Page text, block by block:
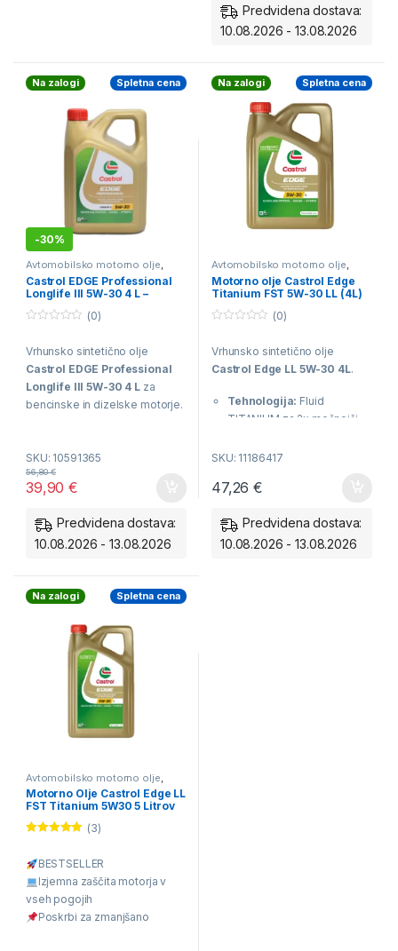
LL-04 in MB 229.52.
Stabilnost:
Odlična zaščita
podaljšanih intervalih.
Kakovost:Izdelano v
Nemčiji po najvišjih
industrijskih standardih.
Predvidena dostava:
10.08.2026 - 13.08.2026
Na zalogi
-30%
Spletna cena
Avtomobilsko motorno olje
CASTROL
Motorno Olje
Castrol EDGE Professional
Longlife III 5W-30 4 L –
u
o
f
5
(0)
Vrhunsko sintetično olje
Castrol EDGE Professional
Longlife III 5W-30 4 Lza
bencinske in dizelske motorje.
SKU: 10591365
39,90€
56,80€
Predvidena dostava:
10.08.2026 - 13.08.2026
Na zalogi Spletna cena
Avtomobilsko motorno olje
BESTSELERJI
Motorno Olje
Motorno olje Castrol Edge
Titanium FST 5W-30 LL (4L)
u
o
(0)
Vrhunsko sintetično olje
Castrol Edge LL 5W-30 4L.
Tehnologija: Fluid
TITANIUM za 2x močnejši
VW 504.00/507.00 in BMW
Učinek:
življenjsko dobo DPF filtra in
SKU: 11186417
47,26€
Predvidena dostava:
10.08.2026 - 13.08.2026
Na zalogi Spletna cena
Avtomobilsko motorno olje
CASTROL Motorno Olje
Motorno Olje Castrol Edge LL
FST Titanium 5W30 5 Litrov
(3)
BESTSELLER
Izjemna zaščita motorja v
vseh pogojih
Poskrbi za zmanjšano